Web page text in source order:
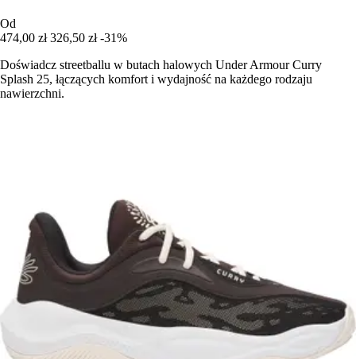
Od
474,00 zł 326,50 zł -31%
Doświadcz streetballu w butach halowych Under Armour Curry
Splash 25, łączących komfort i wydajność na każdego rodzaju
nawierzchni.